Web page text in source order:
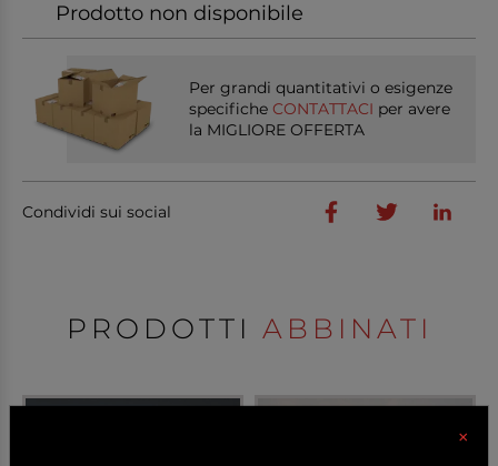
Prodotto non disponibile
Per grandi quantitativi o esigenze
specifiche CONTATTACI per avere
la MIGLIORE OFFERTA
Condividi sui social
PRODOTTI ABBINATI
×